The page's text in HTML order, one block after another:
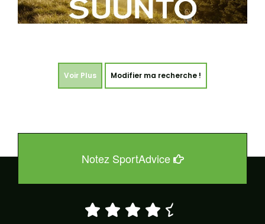
Voir Plus Modifier ma recherche !
Notez SportAdvice